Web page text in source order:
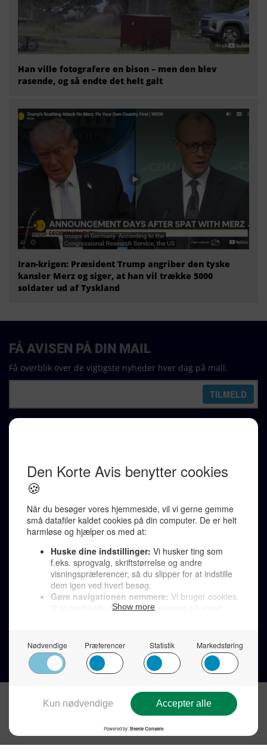
Han ville fotografere en bison – men den blev
rasende, og så endte det helt galt
Iran-krigen: Præsident Trump angriber den tyske
kansler Merz og siger, at han vil trække 5000
soldater ud af Tyskland
Karen Jespersen
Redaktionen kontaktes via mail til
redaktion@denkorteavis.dk
Telefonsvarer 20 30 10 96
Von Ostensgade 22, 2791 Dragør
LINKS
Tidligere aviser >
Støt Den Korte Avis >
Send et læserbrev >
Privatlivspolitik >
FÅ AVISEN PÅ DIN MAIL
Få overblik over de vigtigste nyheder hver dag på mail.